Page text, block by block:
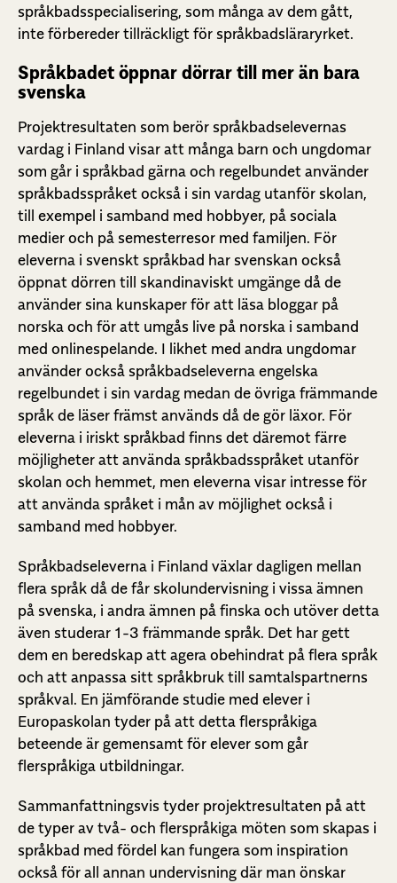
språkbadsspecialisering, som många av dem gått,
inte förbereder tillräckligt för språkbadsläraryrket.
Språkbadet öppnar dörrar till mer än bara
svenska
Projektresultaten som berör språkbadselevernas
vardag i Finland visar att många barn och ungdomar
som går i språkbad gärna och regelbundet använder
språkbadsspråket också i sin vardag utanför skolan,
till exempel i samband med hobbyer, på sociala
medier och på semesterresor med familjen. För
eleverna i svenskt språkbad har svenskan också
öppnat dörren till skandinaviskt umgänge då de
använder sina kunskaper för att läsa bloggar på
norska och för att umgås live på norska i samband
med onlinespelande. I likhet med andra ungdomar
använder också språkbadseleverna engelska
regelbundet i sin vardag medan de övriga främmande
språk de läser främst används då de gör läxor. För
eleverna i iriskt språkbad finns det däremot färre
möjligheter att använda språkbadsspråket utanför
skolan och hemmet, men eleverna visar intresse för
att använda språket i mån av möjlighet också i
samband med hobbyer.
Språkbadseleverna i Finland växlar dagligen mellan
flera språk då de får skolundervisning i vissa ämnen
på svenska, i andra ämnen på finska och utöver detta
även studerar 1-3 främmande språk. Det har gett
dem en beredskap att agera obehindrat på flera språk
och att anpassa sitt språkbruk till samtalspartnerns
språkval. En jämförande studie med elever i
Europaskolan tyder på att detta flerspråkiga
beteende är gemensamt för elever som går
flerspråkiga utbildningar.
Sammanfattningsvis tyder projektresultaten på att
de typer av två- och flerspråkiga möten som skapas i
språkbad med fördel kan fungera som inspiration
också för all annan undervisning där man önskar